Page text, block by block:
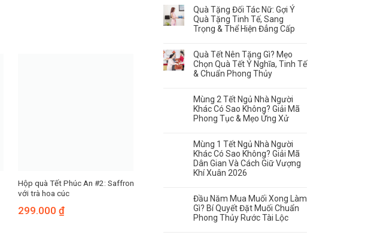
Hộp quà Tết Phúc An #2: Saffron
với trà hoa cúc
299.000 ₫
Saffron Jahan với trà hoa thiên
₫
Saffron Jahan & trà hoa
500.000
Quà Tặng Đối Tác Nữ: Gợi Ý
Quà Tặng Tinh Tế, Sang
Trọng & Thể Hiện Đẳng Cấp
Quà Tết Nên Tặng Gì? Mẹo
Chọn Quà Tết Ý Nghĩa, Tinh Tế
& Chuẩn Phong Thủy
Mùng 2 Tết Ngủ Nhà Người
Khác Có Sao Không? Giải Mã
Phong Tục & Mẹo Ứng Xử
Mùng 1 Tết Ngủ Nhà Người
Khác Có Sao Không? Giải Mã
Dân Gian Và Cách Giữ Vượng
Khí Xuân 2026
Đầu Năm Mua Muối Xong Làm
Gì? Bí Quyết Đặt Muối Chuẩn
Phong Thủy Rước Tài Lộc